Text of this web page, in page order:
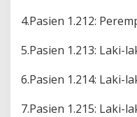
4.Pasien 1.212:
5.Pasien 1.213: Laki-
6.Pasien 1.214: Laki-
7.Pasien 1.215: Laki-